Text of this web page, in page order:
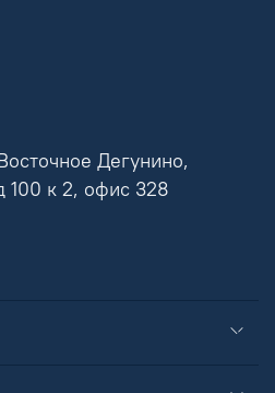
Дегунино,
100 к 2, офис 328